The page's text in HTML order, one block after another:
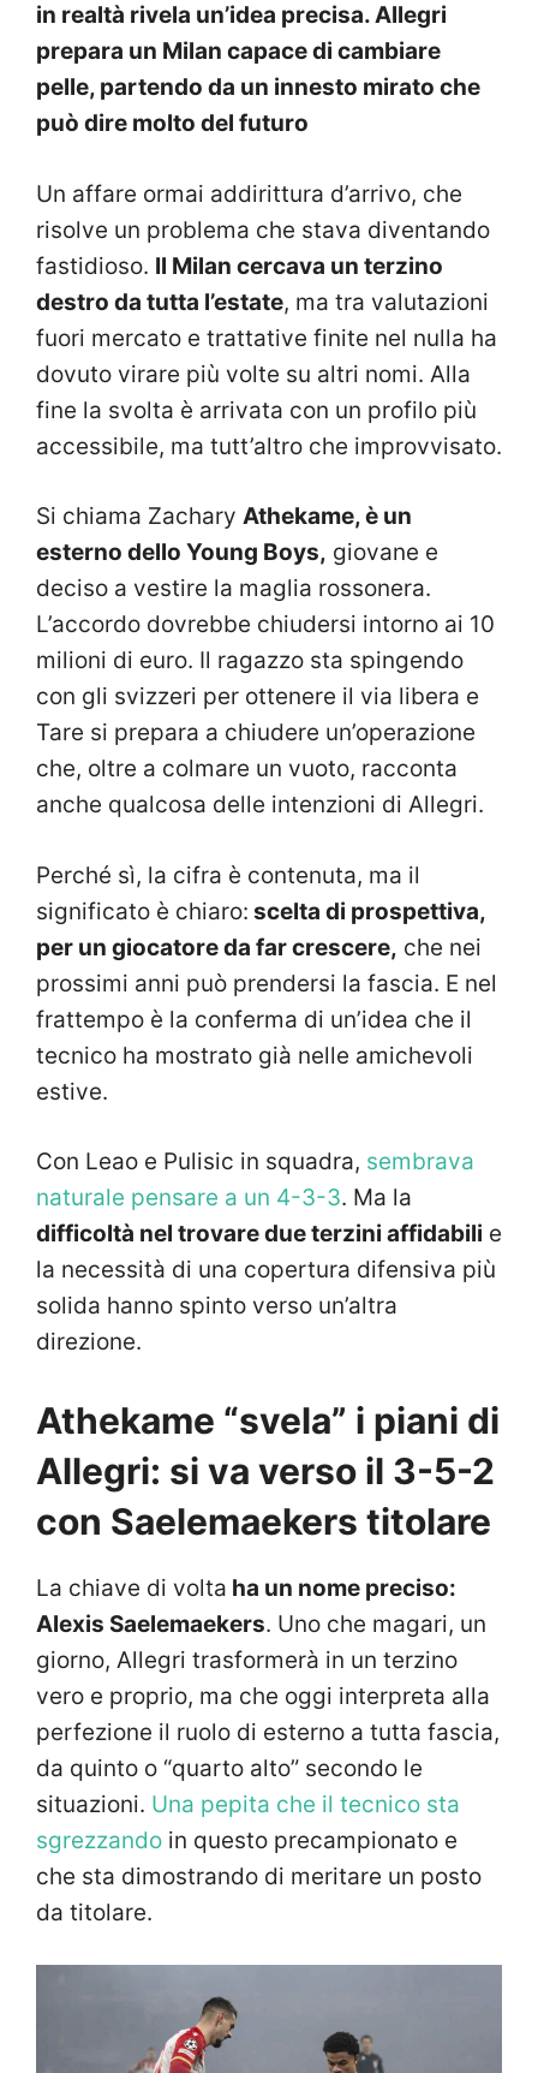
in realtà rivela un’idea precisa. Allegri
prepara un Milan capace di cambiare
pelle, partendo da un innesto mirato che
può dire molto del futuro
Un affare ormai addirittura d’arrivo, che
risolve un problema che stava diventando
fastidioso. Il Milan cercava un terzino
destro da tutta l’estate, ma tra valutazioni
fuori mercato e trattative finite nel nulla ha
dovuto virare più volte su altri nomi. Alla
fine la svolta è arrivata con un profilo più
accessibile, ma tutt’altro che improvvisato.
Si chiama Zachary Athekame, è un
esterno dello Young Boys, giovane e
deciso a vestire la maglia rossonera.
L’accordo dovrebbe chiudersi intorno ai 10
milioni di euro. Il ragazzo sta spingendo
con gli svizzeri per ottenere il via libera e
Tare si prepara a chiudere un’operazione
che, oltre a colmare un vuoto, racconta
anche qualcosa delle intenzioni di Allegri.
Perché sì, la cifra è contenuta, ma il
significato è chiaro: scelta di prospettiva,
per un giocatore da far crescere, che nei
prossimi anni può prendersi la fascia. E nel
frattempo è la conferma di un’idea che il
tecnico ha mostrato già nelle amichevoli
estive.
Con Leao e Pulisic in squadra, sembrava
naturale pensare a un 4-3-3. Ma la
difficoltà nel trovare due terzini affidabili e
la necessità di una copertura difensiva più
solida hanno spinto verso un’altra
direzione.
Athekame “svela” i piani di
Allegri: si va verso il 3-5-2
con Saelemaekers titolare
La chiave di volta ha un nome preciso:
Alexis Saelemaekers. Uno che magari, un
giorno, Allegri trasformerà in un terzino
vero e proprio, ma che oggi interpreta alla
perfezione il ruolo di esterno a tutta fascia,
da quinto o “quarto alto” secondo le
situazioni. Una pepita che il tecnico sta
sgrezzando in questo precampionato e
che sta dimostrando di meritare un posto
da titolare.